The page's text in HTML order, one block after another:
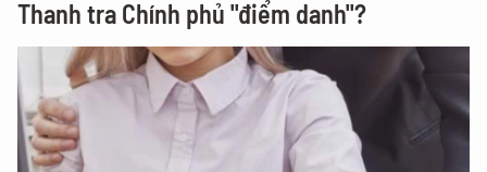
Thanh tra Chính phủ "điểm danh"?